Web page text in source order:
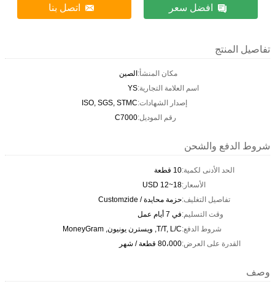
افضل سعر اتصل بنا
تفاصيل المنتج
مكان المنشأ:الصين
اسم العلامة التجارية:YS
إصدار الشهادات:ISO, SGS, STMC
رقم الموديل:C7000
شروط الدفع والشحن
الحد الأدنى لكمية:10 قطعة
الأسعار:USD 12~18
تفاصيل التغليف:حزمة محايدة / Customzide
وقت التسليم:في 7 أيام عمل
شروط الدفع:T/T, L/C, ويسترن يونيون, MoneyGram
القدرة على العرض:80،000 قطعة / شهر
وصف